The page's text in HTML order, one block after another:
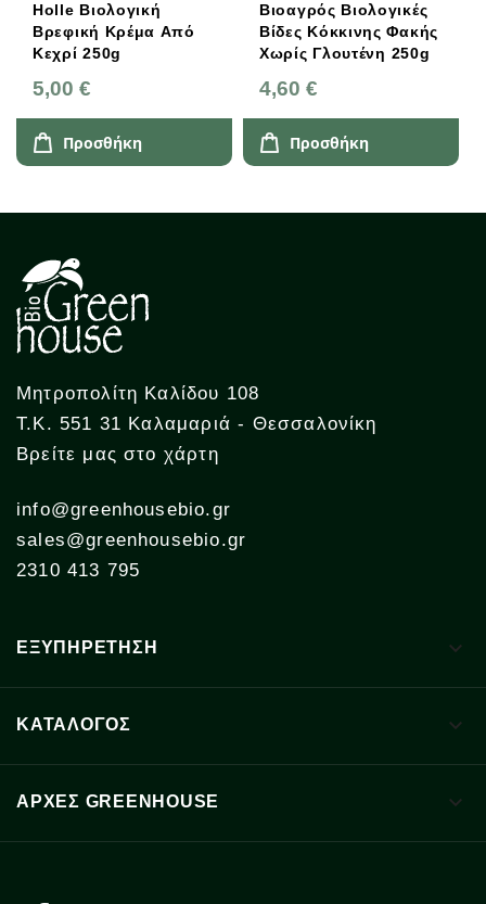
Holle Βιολογική
Βρεφική Kρέμα Από
Kεχρί 250g
5,00 €
Προσθήκη
Βιοαγρός Βιολογικές
Βίδες Κόκκινης Φακής
Χωρίς Γλουτένη 250g
4,60 €
Προσθήκη
Μητροπολίτη Καλίδου 108
Τ.Κ. 551 31 Καλαμαριά - Θεσσαλονίκη
Βρείτε μας στο χάρτη
info@greenhousebio.gr
sales@greenhousebio.gr
2310 413 795
ΕΞΥΠΗΡΕΤΗΣΗ 
ΚΑΤΑΛΟΓΟΣ 
ΑΡΧΈΣ GREENHOUSE 